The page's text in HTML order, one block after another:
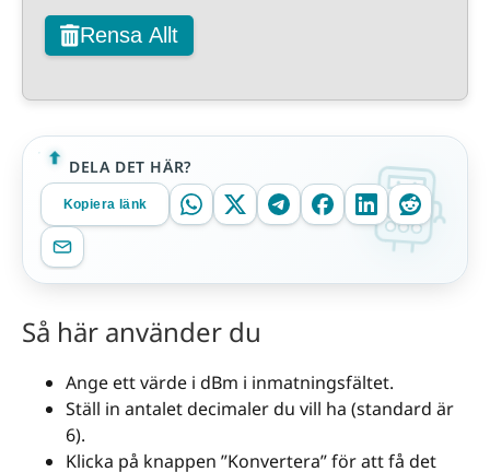
Rensa Allt
DELA DET HÄR?
Kopiera länk
Så här använder du
Ange ett värde i dBm i inmatningsfältet.
Ställ in antalet decimaler du vill ha (standard är
6).
Klicka på knappen ”Konvertera” för att få det